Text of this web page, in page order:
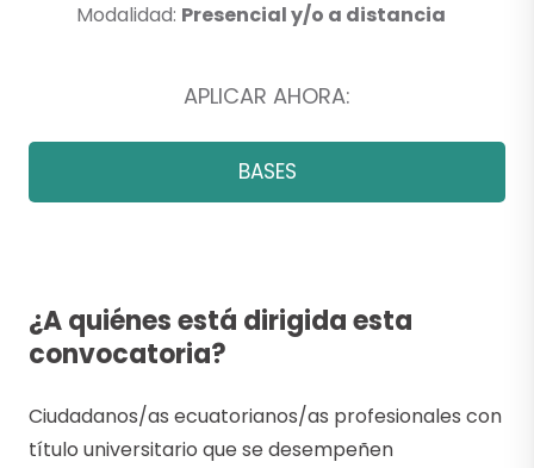
Modalidad: Presencial y/o a distancia
APLICAR AHORA:
BASES
¿A quiénes está dirigida esta
convocatoria?
Ciudadanos/as ecuatorianos/as profesionales con
título universitario que se desempeñen